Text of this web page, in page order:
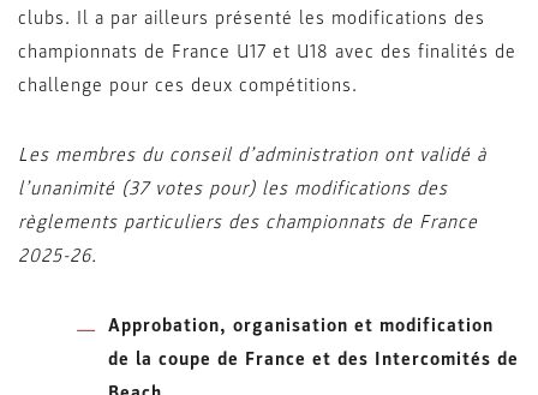
clubs. Il a par ailleurs présenté les modifications des
championnats de France U17 et U18 avec des finalités de
challenge pour ces deux compétitions.
Les membres du conseil d’administration ont validé à
l’unanimité (37 votes pour) les modifications des
règlements particuliers des championnats de France
2025-26.
Approbation, organisation et modification
de la coupe de France et des Intercomités de